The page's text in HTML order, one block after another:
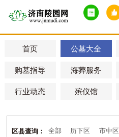
首页 公墓大全
购墓指导 海葬服务
行业动态 殡仪馆
区县查询： 全部 历下区 市中区